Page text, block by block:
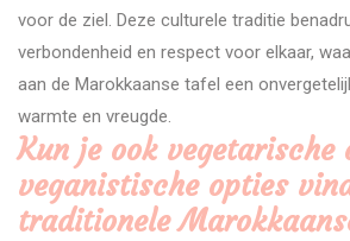
voor de ziel. Deze culturele traditie
verbondenheid en respect voor elkaar,
aan de Marokkaanse tafel een
warmte en vreugde.
Kun je ook vegetarische
veganistische opties
traditionele